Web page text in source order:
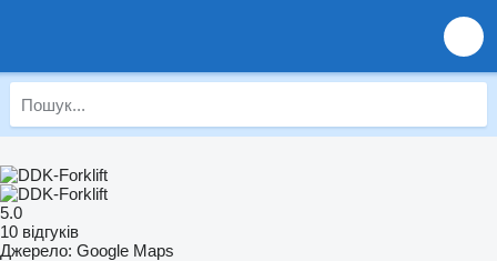
5.0
10 відгуків
Джерело: Google Maps